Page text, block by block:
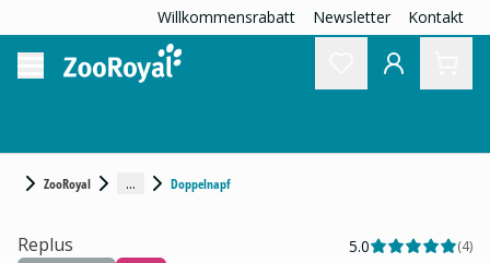
Willkommensrabatt Newsletter Kontakt
ZooRoyal ... Doppelnapf
Replus 5.0 (4)